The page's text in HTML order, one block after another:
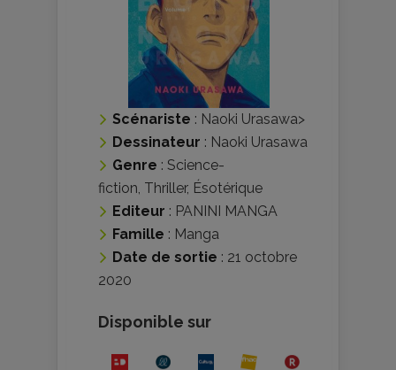
Scénariste : Naoki Urasawa>
Dessinateur : Naoki Urasawa
Genre : Science-
fiction Thriller, Ésotérique
Editeur : PANINI MANGA
Famille : Manga
Date de sortie : 21 octobre
2020
Disponible sur